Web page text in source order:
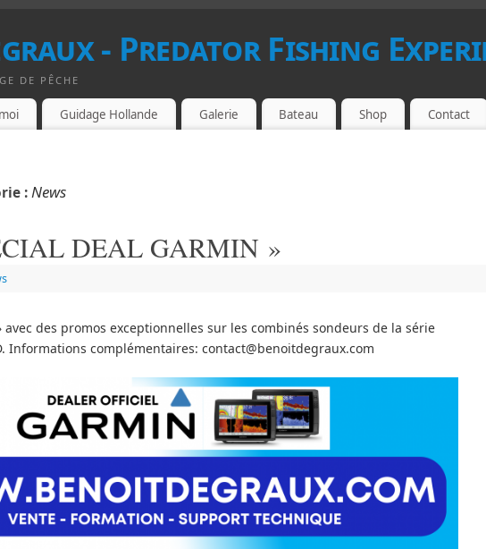
- Predator Fishing
DE PÊCHE
Guidage Hollande Galerie Bateau Shop Contact
:News
DEAL GARMIN »
avec des promos exceptionnelles sur les combinés sondeurs de la série
Informations complémentaires: contact@benoitdegraux.com